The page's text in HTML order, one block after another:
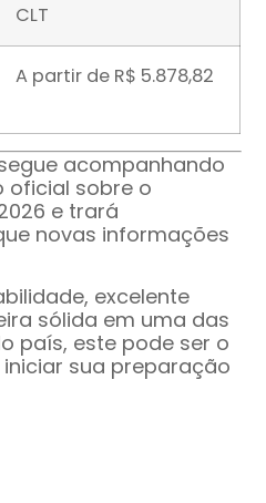
CLT
A partir de R$ 5.878,82
acompanhando
oficial sobre o
e trará
novas informações
excelente
sólida em uma das
país, este pode ser o
sua preparação